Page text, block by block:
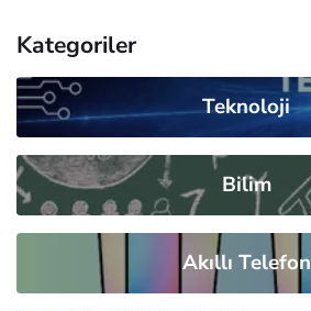
Kategoriler
Teknoloji
Bilim
Akıllı Telefon